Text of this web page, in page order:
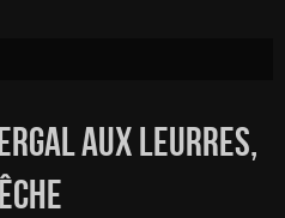
AUX LEURRES,